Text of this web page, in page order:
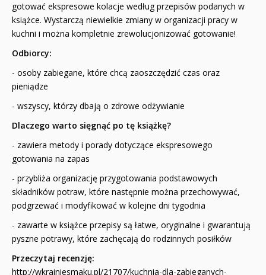
gotować ekspresowe kolacje według przepisów podanych w
książce. Wystarczą niewielkie zmiany w organizacji pracy w
kuchni i można kompletnie zrewolucjonizować gotowanie!
Odbiorcy:
- osoby zabiegane, które chcą zaoszczędzić czas oraz
pieniądze
- wszyscy, którzy dbają o zdrowe odżywianie
Dlaczego warto sięgnąć po tę książkę?
- zawiera metody i porady dotyczące ekspresowego
gotowania na zapas
- przybliża organizację przygotowania podstawowych
składników potraw, które następnie można przechowywać,
podgrzewać i modyfikować w kolejne dni tygodnia
- zawarte w książce przepisy są łatwe, oryginalne i gwarantują
pyszne potrawy, które zachęcają do rodzinnych posiłków
Przeczytaj recenzję:
http://wkrainiesmaku.pl/21707/kuchnia-dla-zabieganych-